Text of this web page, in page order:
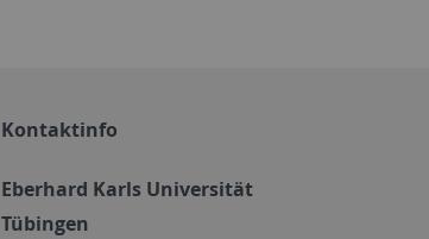
Kontaktinfo
Eberhard Karls Universität
Tübingen